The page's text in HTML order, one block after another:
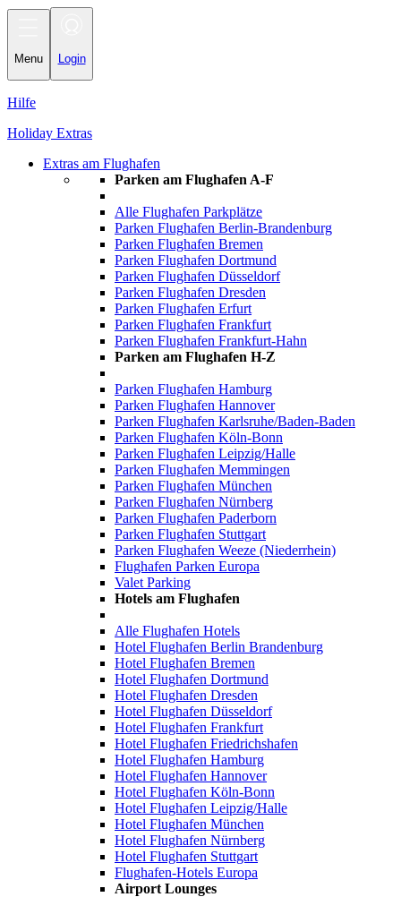
Menu Login
Hilfe
Holiday Extras
Extras am Flughafen
Parken am Flughafen A-F
Alle Flughafen Parkplätze
Parken Flughafen Berlin-Brandenburg
Parken Flughafen Bremen
Parken Flughafen Dortmund
Parken Flughafen Düsseldorf
Parken Flughafen Dresden
Parken Flughafen Erfurt
Parken Flughafen Frankfurt
Parken Flughafen Frankfurt-Hahn
Parken am Flughafen H-Z
Parken Flughafen Hamburg
Parken Flughafen Hannover
Parken Flughafen Karlsruhe/Baden-Baden
Parken Flughafen Köln-Bonn
Parken Flughafen Leipzig/Halle
Parken Flughafen Memmingen
Parken Flughafen München
Parken Flughafen Nürnberg
Parken Flughafen Paderborn
Parken Flughafen Stuttgart
Parken Flughafen Weeze (Niederrhein)
Flughafen Parken Europa
Valet Parking
Hotels am Flughafen
Alle Flughafen Hotels
Hotel Flughafen Berlin Brandenburg
Hotel Flughafen Bremen
Hotel Flughafen Dortmund
Hotel Flughafen Dresden
Hotel Flughafen Düsseldorf
Hotel Flughafen Frankfurt
Hotel Flughafen Friedrichshafen
Hotel Flughafen Hamburg
Hotel Flughafen Hannover
Hotel Flughafen Köln-Bonn
Hotel Flughafen Leipzig/Halle
Hotel Flughafen München
Hotel Flughafen Nürnberg
Hotel Flughafen Stuttgart
Flughafen-Hotels Europa
Airport Lounges